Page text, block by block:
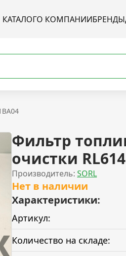
КАТАЛОГО КОМПАНИИБРЕНДЫ
Фильтр
очистки
Производитель: SORL
Нет в наличии
Характеристики:
Артикул:
Количество на складе: